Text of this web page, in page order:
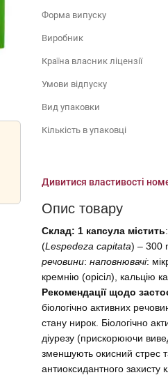
Форма випуску
Виробник
Країна власник ліцензії
Умови відпуску
Вид упаковки
Кількість в упаковці
Дивитися властивості
Опис товару
Склад: 1 капсула містить:
(Lespedeza capitata) – 300
речовини: наповнювачі:
кремнію (орісіл), кальцію
Рекомендації щодо
біологічно активних
стану нирок. Біологічно
діурезу (прискорюючи
зменшують окисний стрес
антиоксидантного захисту